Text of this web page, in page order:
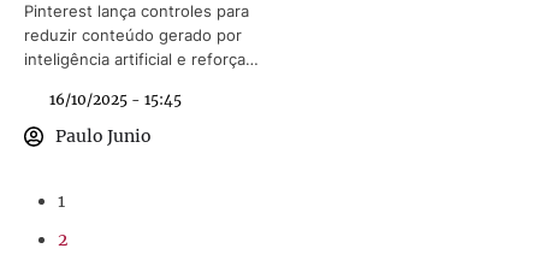
Pinterest lança controles para
reduzir conteúdo gerado por
inteligência artificial e reforça
16/10/2025 - 15:45
Paulo Junio
1
2